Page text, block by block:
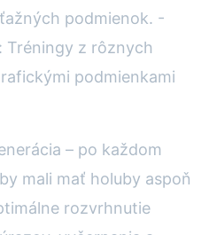
podmienok. -
Tréningy z rôznych
podmienkami
– po každom
mali mať holuby aspoň
rozvrhnutie